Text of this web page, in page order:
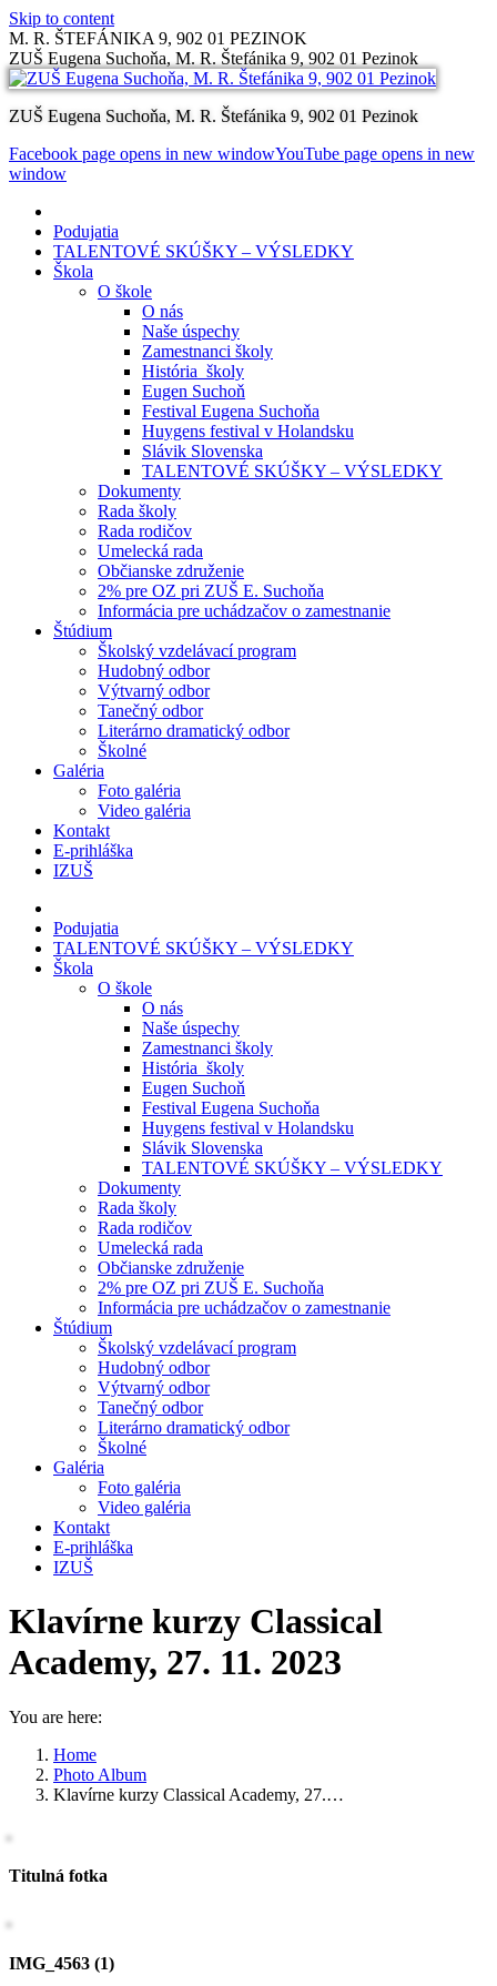
Skip to content
M. R. ŠTEFÁNIKA 9, 902 01 PEZINOK
ZUŠ Eugena Suchoňa, M. R. Štefánika 9, 902 01 Pezinok
ZUŠ Eugena Suchoňa, M. R. Štefánika 9, 902 01 Pezinok
Facebook page opens in new windowYouTube page opens in new
window
Podujatia
TALENTOVÉ SKÚŠKY – VÝSLEDKY
Škola
O škole
O nás
Naše úspechy
Zamestnanci školy
História školy
Eugen Suchoň
Festival Eugena Suchoňa
Huygens festival v Holandsku
Slávik Slovenska
TALENTOVÉ SKÚŠKY – VÝSLEDKY
Dokumenty
Rada školy
Rada rodičov
Umelecká rada
Občianske združenie
2% pre OZ pri ZUŠ E. Suchoňa
Informácia pre uchádzačov o zamestnanie
Štúdium
Školský vzdelávací program
Hudobný odbor
Výtvarný odbor
Tanečný odbor
Literárno dramatický odbor
Školné
Galéria
Foto galéria
Video galéria
Kontakt
E-prihláška
IZUŠ
Podujatia
TALENTOVÉ SKÚŠKY – VÝSLEDKY
Škola
O škole
O nás
Naše úspechy
Zamestnanci školy
História školy
Eugen Suchoň
Festival Eugena Suchoňa
Huygens festival v Holandsku
Slávik Slovenska
TALENTOVÉ SKÚŠKY – VÝSLEDKY
Dokumenty
Rada školy
Rada rodičov
Umelecká rada
Občianske združenie
2% pre OZ pri ZUŠ E. Suchoňa
Informácia pre uchádzačov o zamestnanie
Štúdium
Školský vzdelávací program
Hudobný odbor
Výtvarný odbor
Tanečný odbor
Literárno dramatický odbor
Školné
Galéria
Foto galéria
Video galéria
Kontakt
E-prihláška
IZUŠ
Klavírne kurzy Classical
Academy, 27. 11. 2023
You are here:
Home
Photo Album
Klavírne kurzy Classical Academy, 27.…
Titulná fotka
IMG_4563 (1)